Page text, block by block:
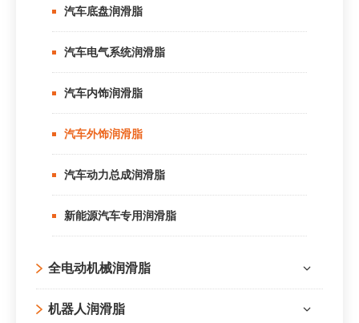
汽车底盘润滑脂
汽车电气系统润滑脂
汽车内饰润滑脂
汽车外饰润滑脂
汽车动力总成润滑脂
新能源汽车专用润滑脂
全电动机械润滑脂
机器人润滑脂